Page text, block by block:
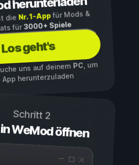
die Nr. 1-Appfür Mods &
für3000+ Spiele
Los geht's
uns auf deinemPC, um
App herunterzuladen
Schritt 2
WeMod öffnen